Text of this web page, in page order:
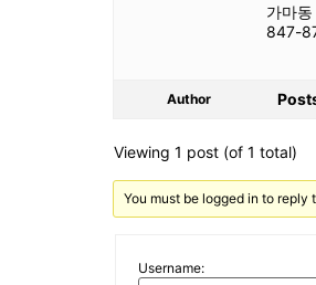
가마
847-
Author
Viewing 1 post (of 1 total)
You must be logged in to reply
Username: